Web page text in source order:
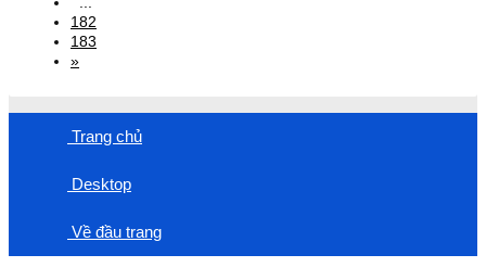
182
183
»
Trang chủ
Desktop
Về đầu trang